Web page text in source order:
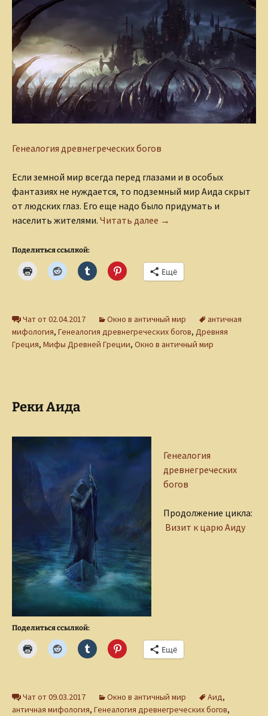
Генеалогия древнегреческих богов
Если земной мир всегда перед глазами и в особых
фантазиях не нуждается, то подземный мир Аида скрыт
от людских глаз. Его еще надо было придумать и
населить жителями. Читать далее Визит к царю Аиду
→
Поделиться ссылкой:
Ещё
Чат от 02.04.2017 Окно в античный мир
античная
мифология, Генеалогия древнегреческих богов, Древняя
Греция, Мифы Древней Греции, Окно в античный мир
Реки Аида
Генеалогия
древнегреческих
богов
Продолжение цикла:
Визит к царю Аиду
Поделиться ссылкой:
Ещё
Чат от 09.03.2017 Окно в античный мир Аид,
античная мифология, Генеалогия древнегреческих богов,